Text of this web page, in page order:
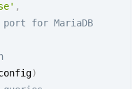
,
port for MariaDB
)